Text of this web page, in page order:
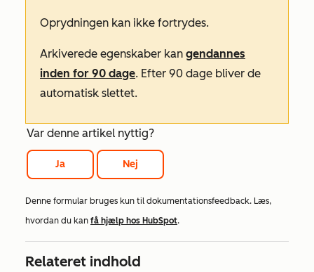
Oprydningen kan ikke fortrydes.
Arkiverede egenskaber kan gendannes
inden for 90 dage. Efter 90 dage bliver de
automatisk slettet.
Var denne artikel nyttig?
Ja Nej
Denne formular bruges kun til dokumentationsfeedback. Læs,
hvordan du kan få hjælp hos HubSpot.
Relateret indhold